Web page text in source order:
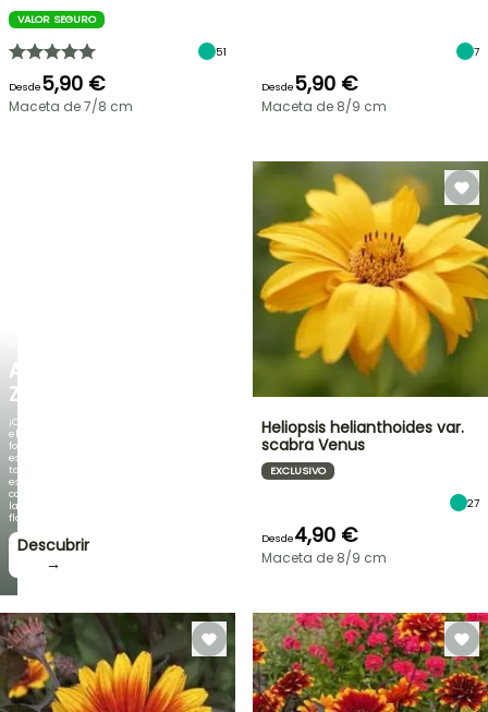
AGAPANTHUS
ZAMBEZI
¡Cuando
el
follaje
es
tan
espectacular
como
la
floración!
Descubrir
→
VALOR SEGURO
51
Desde5,90 €
Maceta de 7/8 cm
7
Desde5,90 €
Maceta de 8/9 cm
Heliopsis helianthoides var.
scabra Venus
EXCLUSIVO
27
Desde4,90 €
Maceta de 8/9 cm